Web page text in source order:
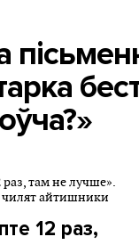
12 раз,